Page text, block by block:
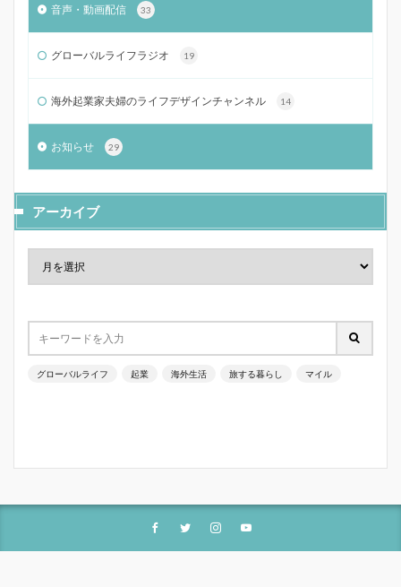
音声・動画配信 33
グローバルライフラジオ 19
海外起業家夫婦のライフデザインチャンネル 14
お知らせ 29
アーカイブ
グローバルライフ 起業 海外生活 旅する暮らし マイル